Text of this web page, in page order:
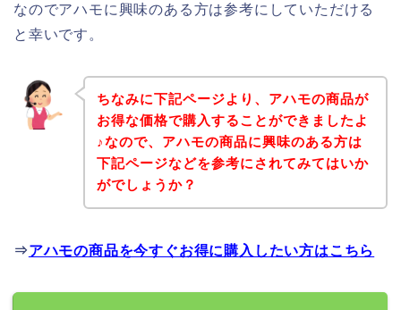
なのでアハモに興味のある方は参考にしていただける
と幸いです。
ちなみに下記ページより、アハモの商品が
お得な価格で購入することができましたよ
♪なので、アハモの商品に興味のある方は
下記ページなどを参考にされてみてはいか
がでしょうか？
⇒アハモの商品を今すぐお得に購入したい方はこちら